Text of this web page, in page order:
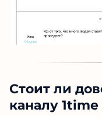
Стоит ли
каналу